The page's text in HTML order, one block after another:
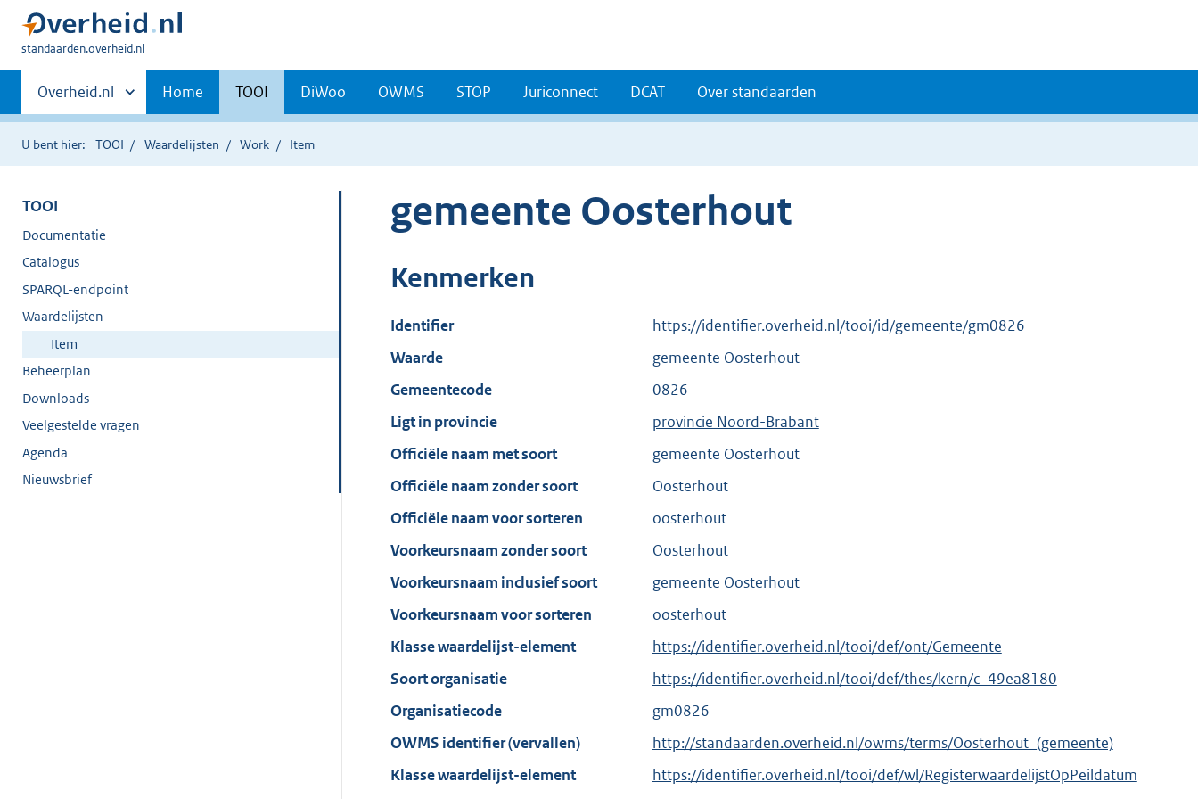
U
hier:
standaarden.overheid.nl
Primaire
navigatie
Andere
sites
binnen
Overheid.nl Home TOOI DiWoo OWMS STOP Juriconnect DCAT Over standaarden
U bent hier: TOOI Waardelijsten Work Item
TOOI
Documentatie
Catalogus
SPARQL-endpoint
Waardelijsten
Item
Beheerplan
Downloads
Veelgestelde vragen
Agenda
Nieuwsbrief
gemeente Oosterhout
Kenmerken
Identifier
https://identifier.overheid.nl/tooi/id/gemeente/gm0826
Waarde
gemeente Oosterhout
Gemeentecode
0826
Ligt in provincie
provincie Noord-Brabant
Officiële naam met soort
gemeente Oosterhout
Officiële naam zonder soort
Oosterhout
Officiële naam voor sorteren
oosterhout
Voorkeursnaam zonder soort
Oosterhout
Voorkeursnaam inclusief soort
gemeente Oosterhout
Voorkeursnaam voor sorteren
oosterhout
Klasse waardelijst-element
https://identifier.overheid.nl/tooi/def/ont/Gemeente
Soort organisatie
https://identifier.overheid.nl/tooi/def/thes/kern/c_49ea8180
Organisatiecode
gm0826
OWMS identifier (vervallen)
http://standaarden.overheid.nl/owms/terms/Oosterhout_(gemeente)
Klasse waardelijst-element
https://identifier.overheid.nl/tooi/def/wl/RegisterwaardelijstOpPeildatum